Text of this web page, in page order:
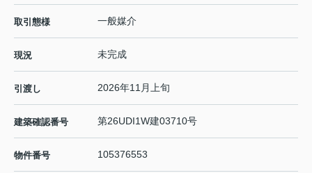
取引態様 一般媒介
現況 未完成
引渡し 2026年11月上旬
建築確認番号 第26UDI1W建03710号
物件番号 105376553